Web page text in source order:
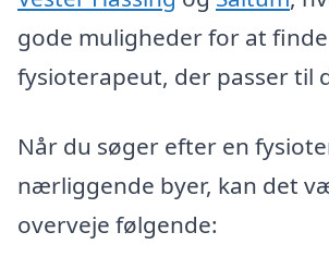
gode muligheder for at
fysioterapeut, der passer til
Når du søger efter en
nærliggende byer, kan det
overveje følgende: